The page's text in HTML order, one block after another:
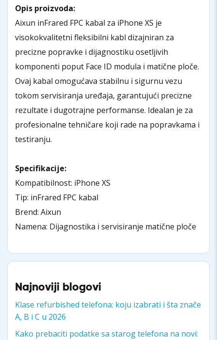
Opis proizvoda:
Aixun inFrared FPC kabal za iPhone XS je
visokokvalitetni fleksibilni kabl dizajniran za
precizne popravke i dijagnostiku osetljivih
komponenti poput Face ID modula i matične ploče.
Ovaj kabal omogućava stabilnu i sigurnu vezu
tokom servisiranja uređaja, garantujući precizne
rezultate i dugotrajne performanse. Idealan je za
profesionalne tehničare koji rade na popravkama i
testiranju.
Specifikacije:
Kompatibilnost: iPhone XS
Tip: inFrared FPC kabal
Brend: Aixun
Namena: Dijagnostika i servisiranje matične ploče
Najnoviji blogovi
Klase refurbished telefona: koju izabrati i šta znače
A, B i C u 2026
Kako prebaciti podatke sa starog telefona na novi: